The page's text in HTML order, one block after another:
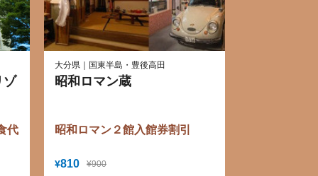
ゾ
代
大分県｜国東半島・豊後高田
昭和ロマン蔵
昭和ロマン２館入館券割引
¥810 ¥900